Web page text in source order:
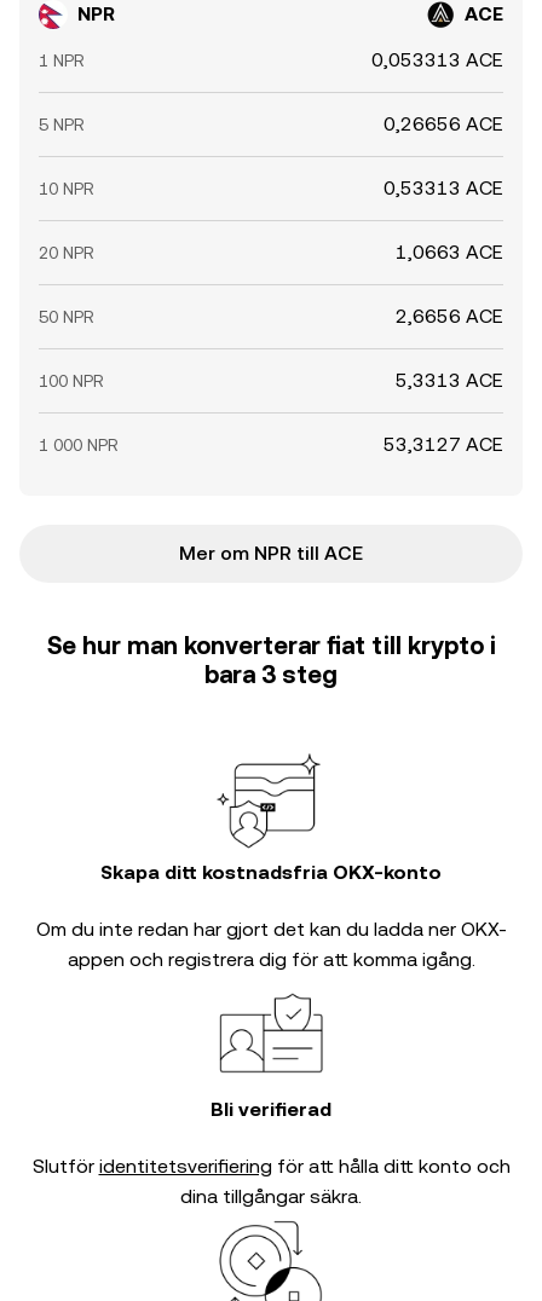
NPR ACE
1 NPR 0,053313 ACE
5 NPR 0,26656 ACE
10 NPR 0,53313 ACE
20 NPR 1,0663 ACE
50 NPR 2,6656 ACE
100 NPR 5,3313 ACE
1 000 NPR 53,3127 ACE
Mer om NPR till ACE
Se hur man konverterar fiat till krypto i
bara 3 steg
Skapa ditt kostnadsfria OKX-konto
Om du inte redan har gjort det kan du ladda ner OKX-
appen och registrera dig för att komma igång.
Bli verifierad
Slutför identitetsverifiering för att hålla ditt konto och
dina tillgångar säkra.